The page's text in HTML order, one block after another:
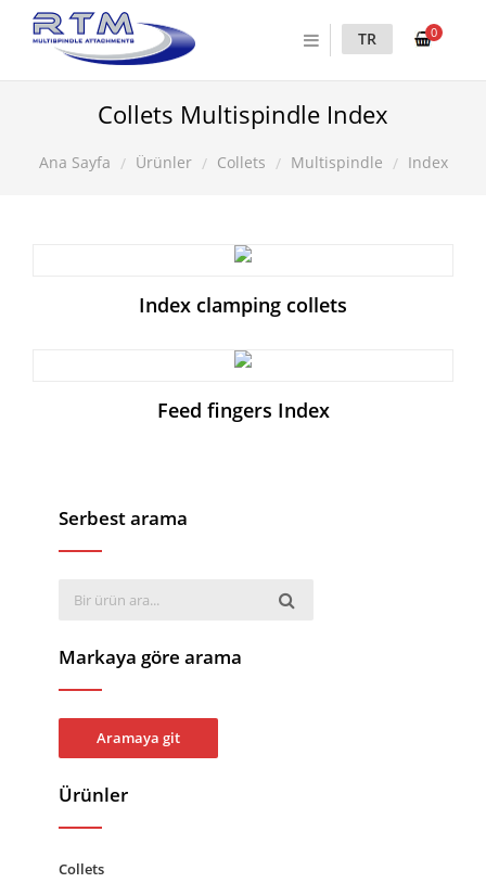
0
TR
Collets Multispindle Index
Ana Sayfa Ürünler Collets Multispindle Index
Index clamping collets
Feed fingers Index
Serbest arama
Markaya göre arama
Aramaya git
Ürünler
Collets